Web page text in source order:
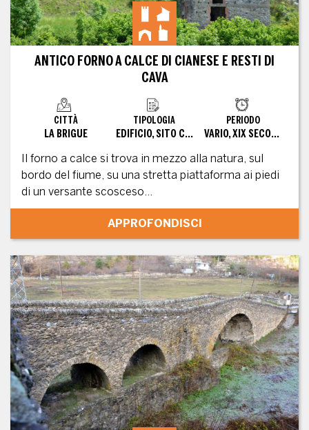
ANTICO FORNO A CALCE DI CIANESE E RESTI DI
CAVA
CITTÀ
LA BRIGUE
TIPOLOGIA
EDIFICIO, SITO CONVERTITO
PERIODO
VARIO, XIX SECOLO
Il forno a calce si trova in mezzo alla natura, sul
bordo del fiume, su una stretta piattaforma ai piedi
di un versante scosceso...
APPROFONDISCI